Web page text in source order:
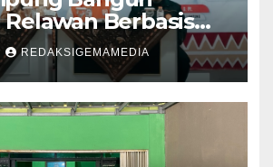
Berbasis
Targetkan 56 Ribu
di Seluruh
REDAKSIGEMAMEDIA